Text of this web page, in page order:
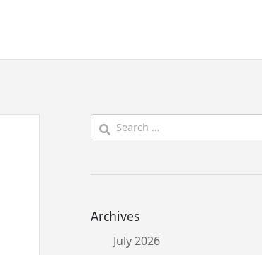
Search
for:
Archives
July 2026